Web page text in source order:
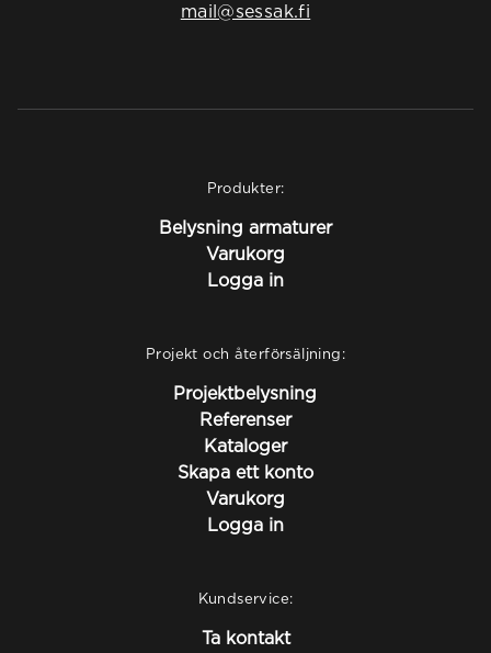
mail@sessak.fi
Produkter:
Belysning armaturer
Varukorg
Logga in
Projekt och återförsäljning:
Projektbelysning
Referenser
Kataloger
Skapa ett konto
Varukorg
Logga in
Kundservice:
Ta kontakt